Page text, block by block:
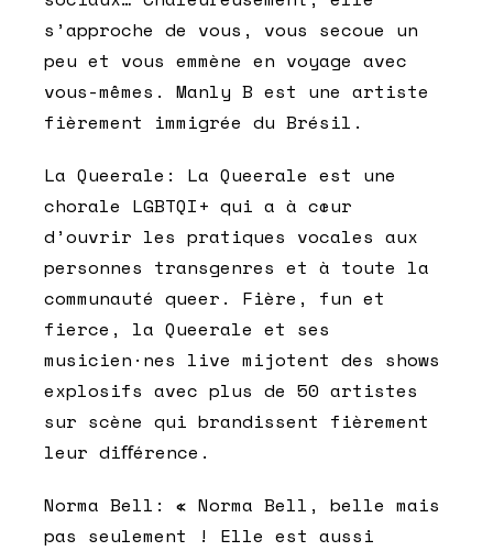
s’approche de vous, vous secoue un
peu et vous emmène en voyage avec
vous-mêmes. Manly B est une artiste
fièrement immigrée du Brésil.
La Queerale: La Queerale est une
chorale LGBTQI+ qui a à cœur
d’ouvrir les pratiques vocales aux
personnes transgenres et à toute la
communauté queer. Fière, fun et
fierce, la Queerale et ses
musicien·nes live mijotent des shows
explosifs avec plus de 50 artistes
sur scène qui brandissent fièrement
leur diﬀérence.
Norma Bell: « Norma Bell, belle mais
pas seulement ! Elle est aussi